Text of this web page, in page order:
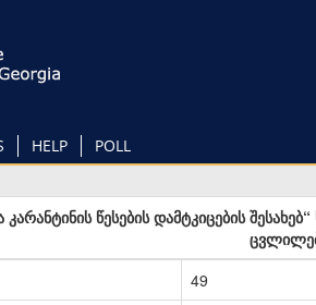
HELP POLL
წესების დამტკიცების
49